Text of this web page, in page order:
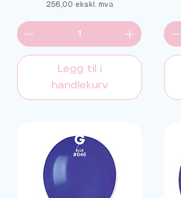
256,00 ekskl. mva
Legg til i
handlekurv